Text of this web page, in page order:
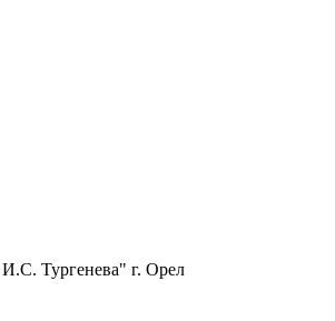
И.С. Тургенева" г. Орел